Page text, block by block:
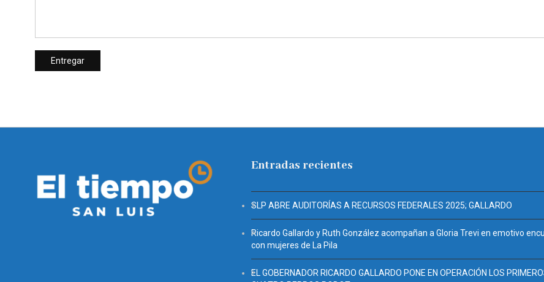
Entradas recientes
SLP ABRE AUDITORÍAS A RECURSOS FEDERALES 2025; GALLARDO
Ricardo Gallardo y Ruth González acompañan a Gloria Trevi en emotivo
con mujeres de La Pila
EL GOBERNADOR RICARDO GALLARDO PONE EN OPERACIÓN LOS